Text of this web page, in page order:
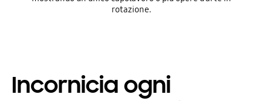
rotazione.
Incornicia ogni